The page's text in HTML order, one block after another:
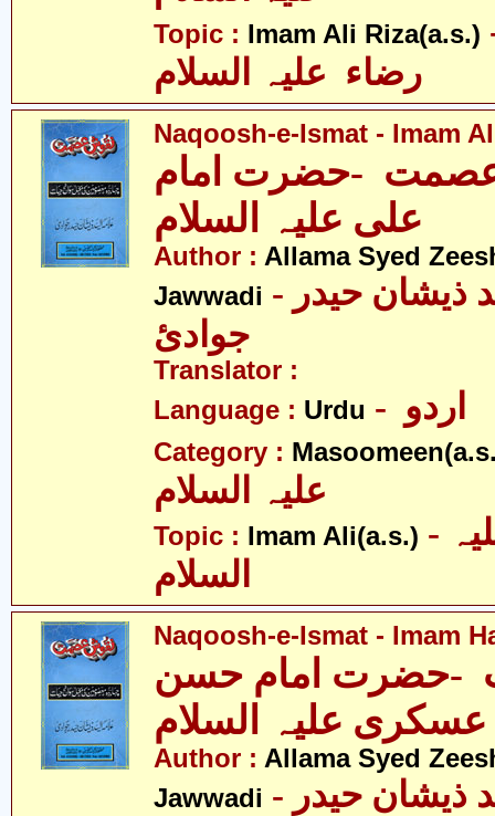
Topic : Imam Ali Riza(a.s.)
رضاء علیہ السلام
Naqoosh-e-Ismat - Imam
-حضرت امام
علی علیہ السلام
Author : Allama Syed
Jawwadi - علامہ سیّد ذیشان حیدر
جوادئ
Translator :
Language : Urdu
Category :
Topic : Imam Ali(a.s.) - امام علی علیہ
السلام
Naqoosh-e-Ismat - Imam
-حضرت امام حسن
عسکری علیہ السلام
Author : Allama Syed
Jawwadi - علامہ سیّد ذیشان حیدر